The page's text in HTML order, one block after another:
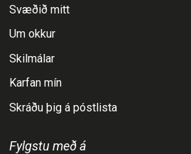
Svæðið mitt
Um okkur
Skilmálar
Karfan mín
Skráðu þig á póstlista
Fylgstu með á